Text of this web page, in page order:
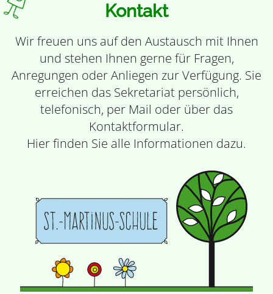
Kontakt
Wir freuen uns auf den Austausch mit Ihnen
und stehen Ihnen gerne für Fragen,
Anregungen oder Anliegen zur Verfügung. Sie
erreichen das Sekretariat persönlich,
telefonisch, per Mail oder über das
Kontaktformular.
Hier finden Sie alle Informationen dazu.